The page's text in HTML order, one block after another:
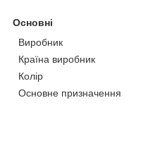
Основні
Виробник
Країна виробник
Колір
Основне призначення